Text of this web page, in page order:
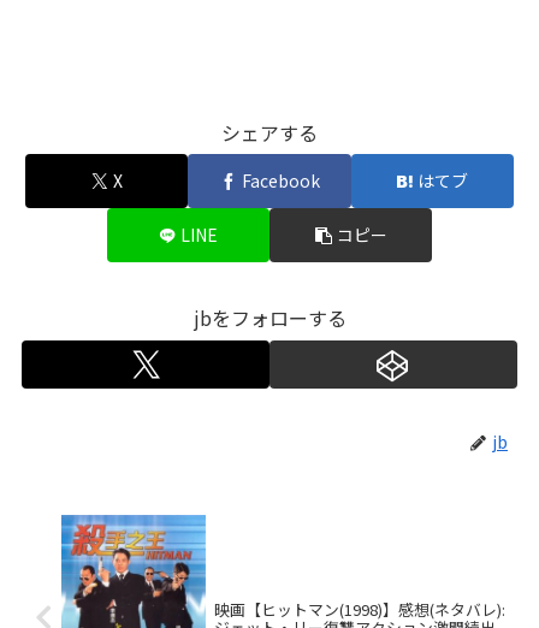
シェアする
X Facebook はてブ
LINE コピー
jbをフォローする
jb
映画【ヒットマン(1998)】感想(ネタバレ):